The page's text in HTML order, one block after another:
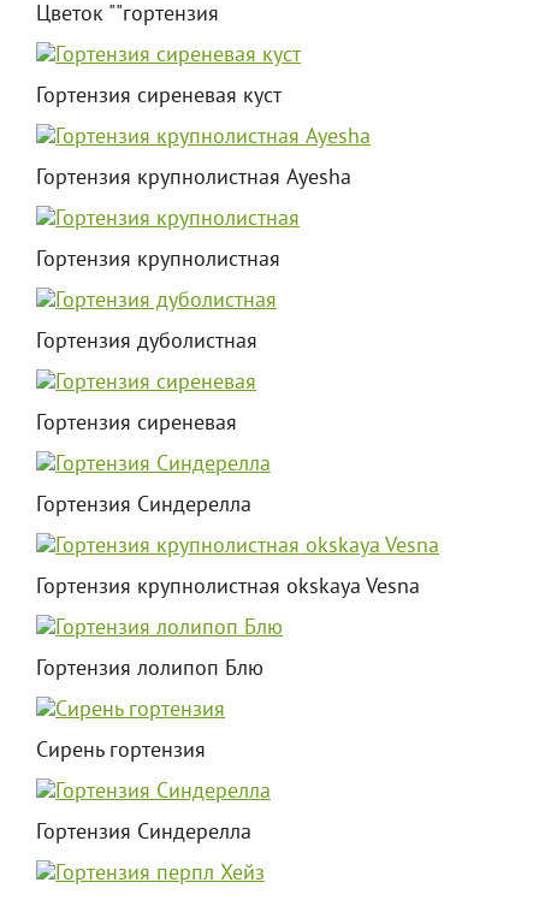
Цветок ""гортензия
Гортензия сиреневая куст
Гортензия крупнолистная Ayesha
Гортензия крупнолистная
Гортензия дуболистная
Гортензия сиреневая
Гортензия Синдерелла
Гортензия крупнолистная okskaya Vesna
Гортензия лолипоп Блю
Сирень гортензия
Гортензия Синдерелла